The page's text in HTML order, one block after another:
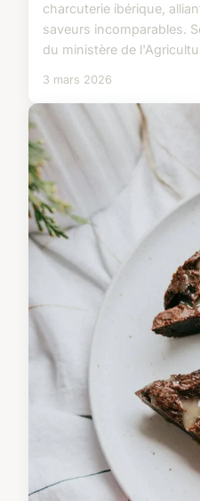
charcuterie ibérique,
saveurs incomparables.
du ministère de
3 mars 2026